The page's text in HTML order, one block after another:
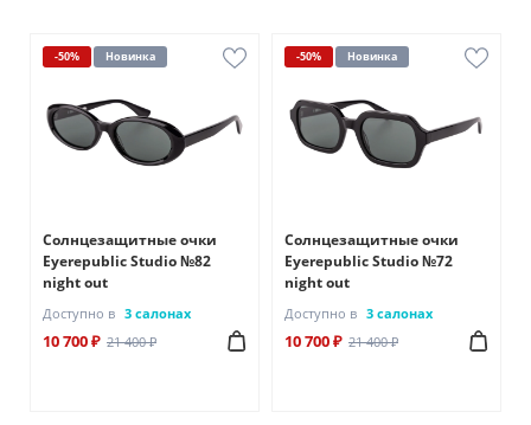
-50% Новинка
Солнцезащитные очки
Eyerepublic Studio №82
night out
Доступно в 3 салонах
10 700 ₽ 21 400 ₽
-50% Новинка
Солнцезащитные очки
Eyerepublic Studio №72
night out
Доступно в 3 салонах
10 700 ₽ 21 400 ₽